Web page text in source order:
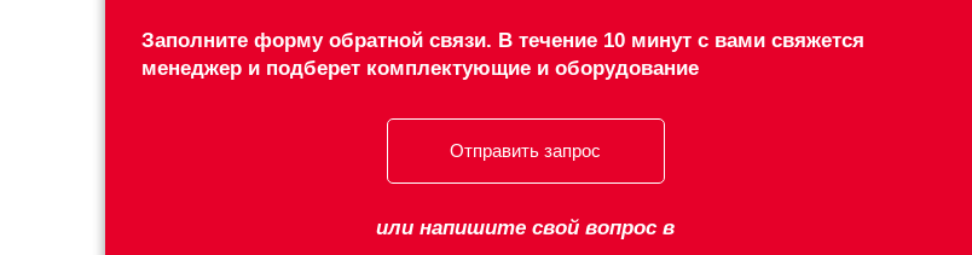
Заполните форму обратной связи. В течение 10 минут с вами свяжется
менеджер и подберет комплектующие и оборудование
Отправить запрос
или напишите свой вопрос в